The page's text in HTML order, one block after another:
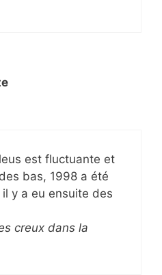
est fluctuante et
bas, 1998 a été
y a eu ensuite des
creux dans la